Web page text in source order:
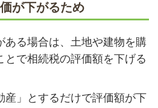
が下がるため
ある場合は、土地や建物を購
とで相続税の評価額を下げる
」とするだけで評価額が下